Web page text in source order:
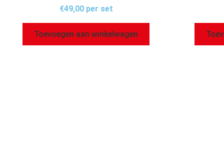
€49,00 per set
Toevoegen aan winkelwagen